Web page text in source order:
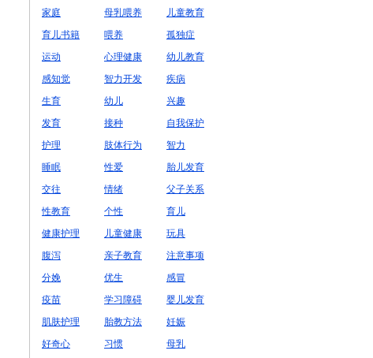
家庭
母乳喂养
儿童教育
育儿书籍
喂养
孤独症
运动
心理健康
幼儿教育
感知觉
智力开发
疾病
生育
幼儿
兴趣
发育
接种
自我保护
护理
肢体行为
智力
睡眠
性爱
胎儿发育
交往
情绪
父子关系
性教育
个性
育儿
健康护理
儿童健康
玩具
腹泻
亲子教育
注意事项
分娩
优生
感冒
疫苗
学习障碍
婴儿发育
肌肤护理
胎教方法
妊娠
好奇心
习惯 母乳